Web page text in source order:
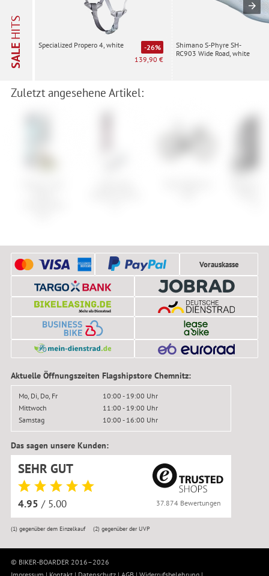
SALE
HITS
Specialized Propero 4, white
-26%
139,90 €
Shimano S-Phyre SH-
RC903 Wide Road, white
Zuletzt angesehene Artikel:
Vorauskasse
Aktuelle Öffnungszeiten Flagshipstore Chemnitz:
Mo, Di, Do, Fr
10:00 - 19:00 Uhr
Mittwoch
11:00 - 19:00 Uhr
Samstag
10:00 - 16:00 Uhr
Das sagen unsere Kunden:
SEHR GUT
4.95 / 5.00 37.874 Bewertungen
(1)gegenüber dem Einzelkauf (2) gegenüber der UVP
© BIKER-BOARDER 2016–2026